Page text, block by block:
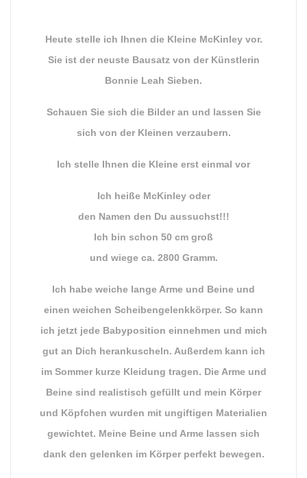
Heute stelle ich Ihnen die Kleine McKinley vor.
Sie ist der neuste Bausatz von der Künstlerin
Bonnie Leah Sieben.
Schauen Sie sich die Bilder an und lassen Sie
sich von der Kleinen verzaubern.
Ich stelle Ihnen die Kleine erst einmal vor
Ich heiße McKinley oder
den Namen den Du aussuchst!!!
Ich bin schon 50 cm groß
und wiege ca. 2800 Gramm.
Ich habe weiche lange Arme und Beine und
einen weichen Scheibengelenkkörper. So kann
ich jetzt jede Babyposition einnehmen und mich
gut an Dich herankuscheln. Außerdem kann ich
im Sommer kurze Kleidung tragen. Die Arme und
Beine sind realistisch gefüllt und mein Körper
und Köpfchen wurden mit ungiftigen Materialien
gewichtet. Meine Beine und Arme lassen sich
dank den gelenken im Körper perfekt bewegen.